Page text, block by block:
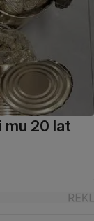
mu 20 lat